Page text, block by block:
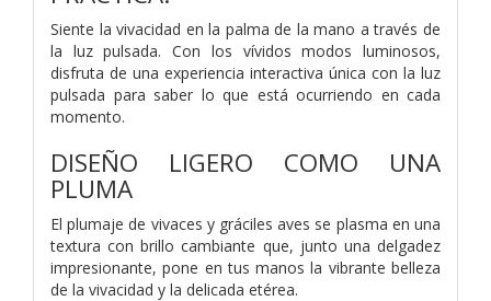
Siente la vivacidad en la palma de la mano a través de
la luz pulsada. Con los vívidos modos luminosos,
disfruta de una experiencia interactiva única con la luz
pulsada para saber lo que está ocurriendo en cada
momento.
DISEÑO LIGERO COMO UNA
PLUMA
El plumaje de vivaces y gráciles aves se plasma en una
textura con brillo cambiante que, junto una delgadez
impresionante, pone en tus manos la vibrante belleza
de la vivacidad y la delicada etérea.